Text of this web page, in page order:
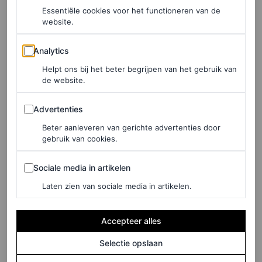
©GETTY IMAGES
Sarah Jessica Parker verklaart het Uggs-
Essentiële cookies voor het functioneren van de
website.
Analytics
Analytics
Helpt ons bij het beter begrijpen van het gebruik van
de website.
Advertenties
Advertenties
Beter aanleveren van gerichte advertenties door
gebruik van cookies.
Sociale media in artikelen
Sociale media in artikelen
Laten zien van sociale media in artikelen.
Accepteer alles
Selectie opslaan